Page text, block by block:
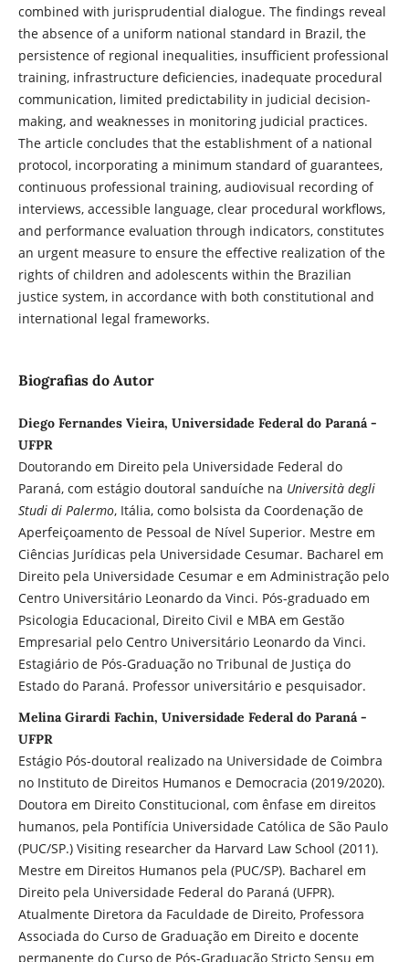
combined with jurisprudential dialogue. The findings reveal
the absence of a uniform national standard in Brazil, the
persistence of regional inequalities, insufficient professional
training, infrastructure deficiencies, inadequate procedural
communication, limited predictability in judicial decision-
making, and weaknesses in monitoring judicial practices.
The article concludes that the establishment of a national
protocol, incorporating a minimum standard of guarantees,
continuous professional training, audiovisual recording of
interviews, accessible language, clear procedural workflows,
and performance evaluation through indicators, constitutes
an urgent measure to ensure the effective realization of the
rights of children and adolescents within the Brazilian
justice system, in accordance with both constitutional and
international legal frameworks.
Biografias do Autor
Diego Fernandes Vieira, Universidade Federal do Paraná -
UFPR
Doutorando em Direito pela Universidade Federal do
Paraná, com estágio doutoral sanduíche na Università degli
Studi di Palermo, Itália, como bolsista da Coordenação de
Aperfeiçoamento de Pessoal de Nível Superior. Mestre em
Ciências Jurídicas pela Universidade Cesumar. Bacharel em
Direito pela Universidade Cesumar e em Administração pelo
Centro Universitário Leonardo da Vinci. Pós-graduado em
Psicologia Educacional, Direito Civil e MBA em Gestão
Empresarial pelo Centro Universitário Leonardo da Vinci.
Estagiário de Pós-Graduação no Tribunal de Justiça do
Estado do Paraná. Professor universitário e pesquisador.
Melina Girardi Fachin, Universidade Federal do Paraná -
UFPR
Estágio Pós-doutoral realizado na Universidade de Coimbra
no Instituto de Direitos Humanos e Democracia (2019/2020).
Doutora em Direito Constitucional, com ênfase em direitos
humanos, pela Pontifícia Universidade Católica de São Paulo
(PUC/SP.) Visiting researcher da Harvard Law School (2011).
Mestre em Direitos Humanos pela (PUC/SP). Bacharel em
Direito pela Universidade Federal do Paraná (UFPR).
Atualmente Diretora da Faculdade de Direito, Professora
Associada do Curso de Graduação em Direito e docente
permanente do Curso de Pós-Graduação Stricto Sensu em